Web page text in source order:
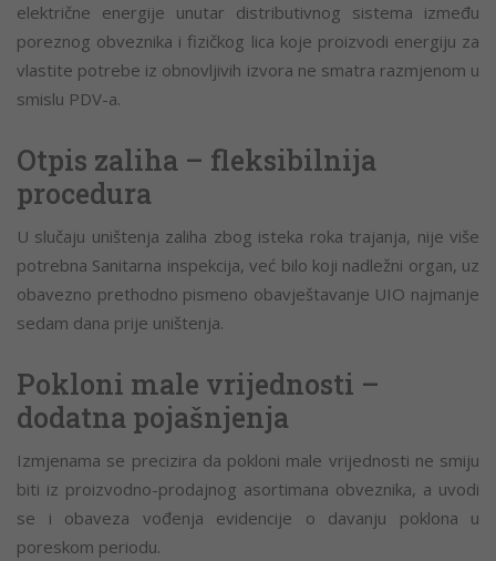
električne energije unutar distributivnog sistema između
poreznog obveznika i fizičkog lica koje proizvodi energiju za
vlastite potrebe iz obnovljivih izvora ne smatra razmjenom u
smislu PDV-a.
Otpis zaliha – fleksibilnija
procedura
U slučaju uništenja zaliha zbog isteka roka trajanja, nije više
potrebna Sanitarna inspekcija, već bilo koji nadležni organ, uz
obavezno prethodno pismeno obavještavanje UIO najmanje
sedam dana prije uništenja.
Pokloni male vrijednosti –
dodatna pojašnjenja
Izmjenama se precizira da pokloni male vrijednosti ne smiju
biti iz proizvodno-prodajnog asortimana obveznika, a uvodi
se i obaveza vođenja evidencije o davanju poklona u
poreskom periodu.